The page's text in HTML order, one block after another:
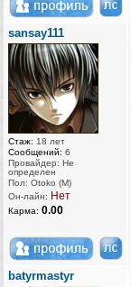
sansay111
Стаж: 18 лет
Сообщений: 6
Провайдер: Не
определен
Пол: Otoko (M)
Он-лайн: Нет
Карма: 0.00
batyrmastyr